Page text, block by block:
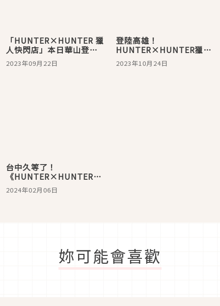
「HUNTER×HUNTER 獵
人快閃店」本日華山登
場！七大打卡點還有獵人
執照「擴香石」、貪婪之
2023年09月22日
登陸高雄！
HUNTER×HUNTER獵人
快閃店10月27日夢時代開
始你的獵人試驗
2023年10月24日
台中久等了！
《HUNTER×HUNTER獵
人》快閃店草悟廣場開
跑！
2024年02月06日
妳可能會喜歡